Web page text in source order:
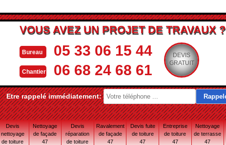
VOUS AVEZ UN PROJET DE TRAVAUX ?
Bureau 05 33 06 15 44
Chantier 06 68 24 68 61
DEVIS
GRATUIT
Etre rappelé immédiatement:
Devis
nettoyage
de toiture
Nettoyage
de façade
47
Devis
réparation
de toiture
Ravalement
de façade
47
Devis fuite
de toiture
47
Entreprise
de toiture
47
Nettoyage
de terrasse
47